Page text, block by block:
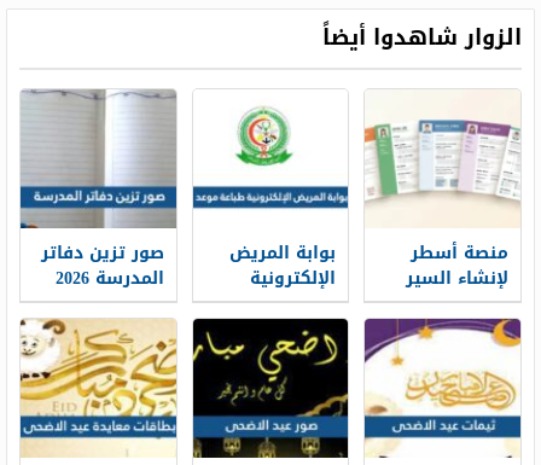
الزوار شاهدوا أيضاً
منصة أسطر
لإنشاء السير
الذاتية: حين
تتحول الخبرات
إلى حكاية
مهنية واضحة
بوابة المريض
الإلكترونية
طباعة موعد
والتسجيل فيه
1448
صور تزين دفاتر
المدرسة 2026